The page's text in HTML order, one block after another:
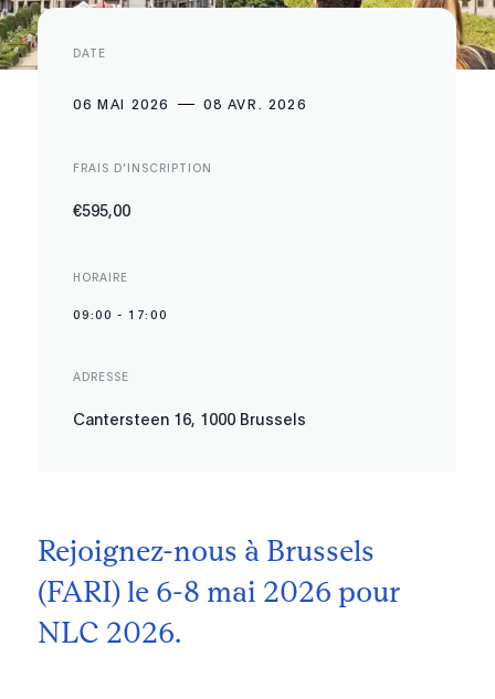
DATE
06 MAI 2026 08 AVR. 2026
FRAIS D'INSCRIPTION
€595,00
HORAIRE
09:00 - 17:00
ADRESSE
Cantersteen 16, 1000 Brussels
Rejoignez-nous à Brussels
(FARI) le 6-8 mai 2026 pour
NLC 2026.